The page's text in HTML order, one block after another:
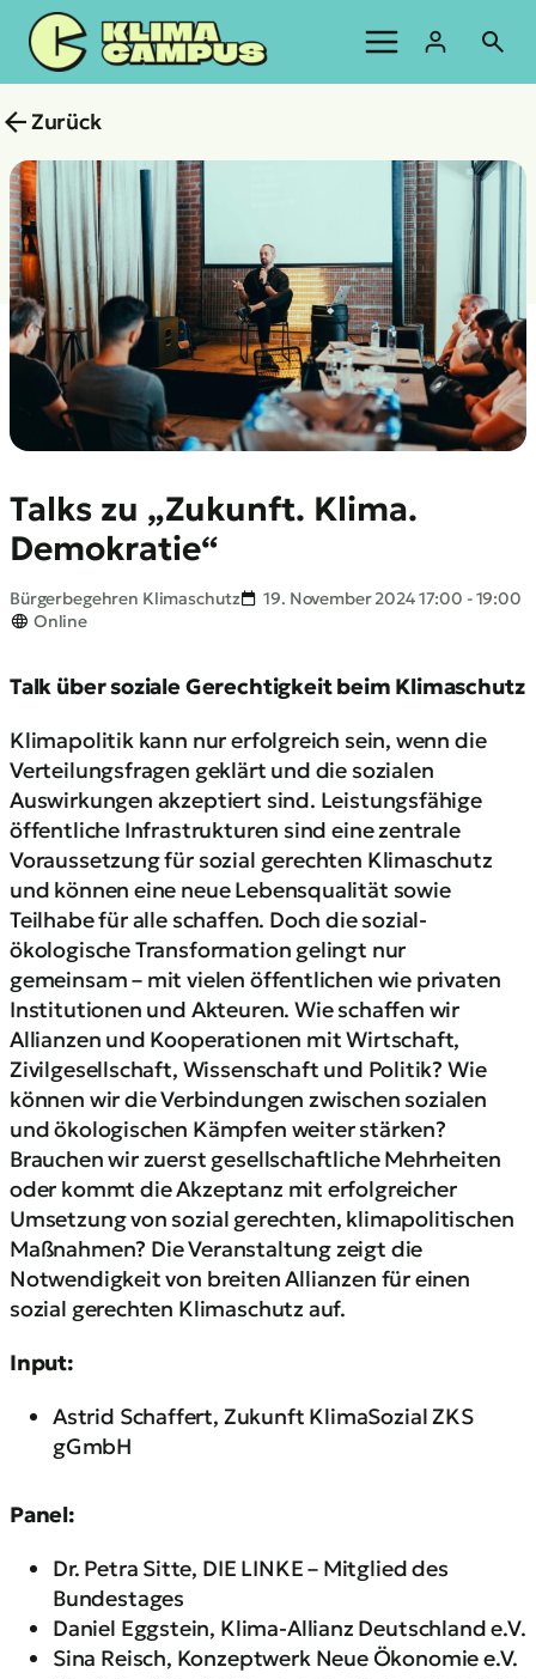
Zum
Inhalt
springen
Zurück
Talks zu „Zukunft. Klima.
Demokratie“
Bürgerbegehren Klimaschutz
19. November 2024 17:00 - 19:00
Online
Talk über soziale Gerechtigkeit beim Klimaschutz
Klimapolitik kann nur erfolgreich sein, wenn die
Verteilungsfragen geklärt und die sozialen
Auswirkungen akzeptiert sind. Leistungsfähige
öffentliche Infrastrukturen sind eine zentrale
Voraussetzung für sozial gerechten Klimaschutz
und können eine neue Lebensqualität sowie
Teilhabe für alle schaffen. Doch die sozial-
ökologische Transformation gelingt nur
gemeinsam – mit vielen öffentlichen wie privaten
Institutionen und Akteuren. Wie schaffen wir
Allianzen und Kooperationen mit Wirtschaft,
Zivilgesellschaft, Wissenschaft und Politik? Wie
können wir die Verbindungen zwischen sozialen
und ökologischen Kämpfen weiter stärken?
Brauchen wir zuerst gesellschaftliche Mehrheiten
oder kommt die Akzeptanz mit erfolgreicher
Umsetzung von sozial gerechten, klimapolitischen
Maßnahmen? Die Veranstaltung zeigt die
Notwendigkeit von breiten Allianzen für einen
sozial gerechten Klimaschutz auf.
Input:
Astrid Schaffert, Zukunft KlimaSozial ZKS
gGmbH
Panel:
Dr. Petra Sitte, DIE LINKE – Mitglied des
Bundestages
Daniel Eggstein, Klima-Allianz Deutschland e.V.
Sina Reisch, Konzeptwerk Neue Ökonomie e.V.